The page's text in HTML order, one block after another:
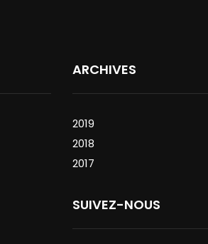
ARCHIVES
2019
2018
2017
SUIVEZ-NOUS